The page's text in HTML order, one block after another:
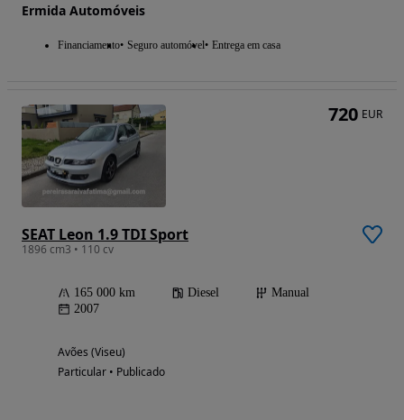
Ermida Automóveis
Financiamento Seguro automóvel Entrega em casa
SEAT Leon 1.9 TDI Sport
1896 cm3 • 110 cv
165 000 km Diesel
Manual
2007
Avões (Viseu)
Particular • Publicado
720 EUR